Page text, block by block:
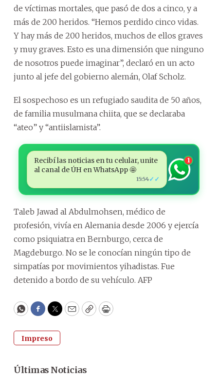
de víctimas mortales, que pasó de dos a cinco, y a
más de 200 heridos. “Hemos perdido cinco vidas.
Y hay más de 200 heridos, muchos de ellos graves
y muy graves. Esto es una dimensión que ninguno
de nosotros puede imaginar”, declaró en un acto
junto al jefe del gobierno alemán, Olaf Scholz.
El sospechoso es un refugiado saudita de 50 años,
de familia musulmana chiita, que se declaraba
“ateo” y “antiislamista”.
Recibí las noticias en tu celular, unite
al canal de ÚH en WhatsApp 🤩
15:54✓✓
1
Taleb Jawad al Abdulmohsen, médico de
profesión, vivía en Alemania desde 2006 y ejercía
como psiquiatra en Bernburgo, cerca de
Magdeburgo. No se le conocían ningún tipo de
simpatías por movimientos yihadistas. Fue
detenido a bordo de su vehículo. AFP
WhatsApp
Facebook
Twitter
EmailCopyPrint
Impreso
Últimas Noticias